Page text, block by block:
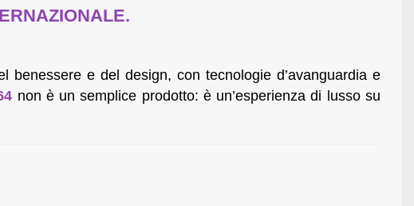
e del design, con tecnologie d’avanguardia e
non è un semplice prodotto: è un’esperienza di lusso su